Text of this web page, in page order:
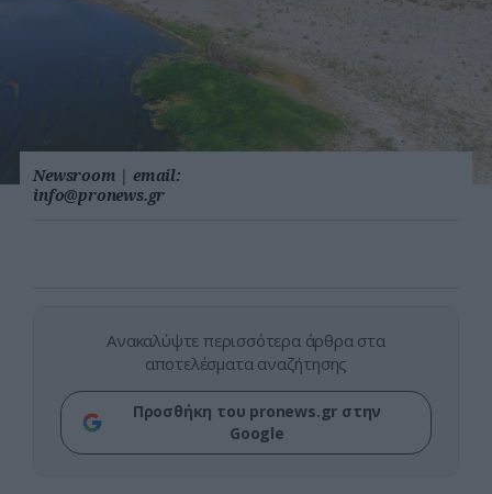
Newsroom | email:
info@pronews.gr
Ανακαλύψτε περισσότερα άρθρα στα
αποτελέσματα αναζήτησης
Προσθήκη του pronews.gr στην
Google